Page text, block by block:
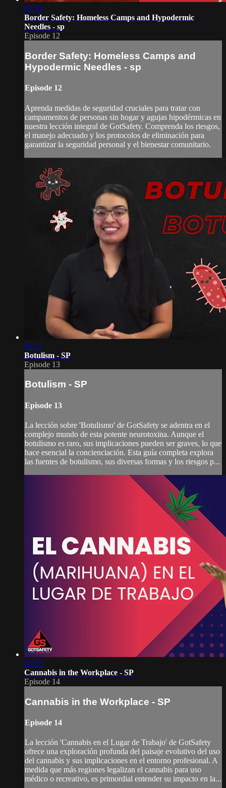
07:13
Border Safety: Homeless Camps and Hypodermic
Needles - sp
Episode 12
Border Safety: Homeless Camps and
Hypodermic Needles - sp
Episode 12
Aprenda medidas de seguridad cruciales para tratar con
campamentos de personas sin hogar y agujas hipodérmicas en
nuestra lección integral de GotSafety. Comprenda los riesgos,
el manejo adecuado y los protocolos de eliminación para
garantizar la seguridad personal y el bienestar comunitario.
05:57
Botulism - SP
Episode 13
Botulism - SP
Episode 13
La lección sobre 'Botulismo' de GotSafety se adentra en el
complejo mundo de esta potente neurotoxina. Aunque el
botulismo es raro, sus implicaciones pueden ser graves, lo que
hace esencial la concienciación. Esta guía completa explora
las fuentes de botulismo, sus diversas formas y los riesgos p...
07:22
Cannabis in the Workplace - SP
Episode 14
Cannabis in the Workplace - SP
Episode 14
La lección 'Cannabis en el Lugar de Trabajo' de GotSafety
ofrece una exploración profunda del paisaje evolutivo del uso
del cannabis y sus implicaciones en el entorno profesional. A
medida que más regiones legalizan el cannabis para uso
médico o recreativo, es primordial entender su impacto en la...